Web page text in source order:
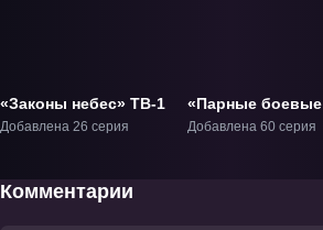
«Законы небес» ТВ-1
Добавлена 26 серия
«Парные боевые
духи» ТВ-1
Добавлена 60 серия
Комментарии